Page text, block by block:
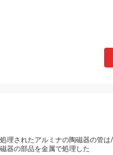
理されたアルミナの陶磁器の管は/
器の部品を金属で処理した